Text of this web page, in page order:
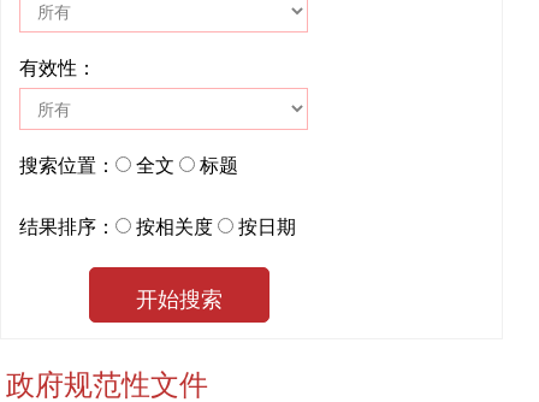
有效性：
搜索位置： 全文 标题
结果排序： 按相关度 按日期
政府规范性文件